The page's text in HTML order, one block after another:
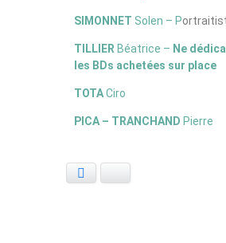
SIMONNET Solen – P
TILLIER Béatrice – Ne
les BDs achetées sur place
TOTACiro
PICA – TRANCHAND Pierre